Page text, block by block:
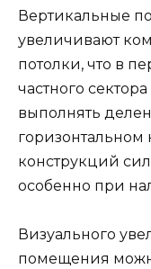
Вертикальные
увеличивают
потолки, что в
частного
выполнять
горизонтальном
конструкций
особенно при
Визуального
помещения